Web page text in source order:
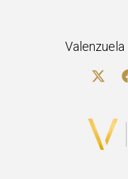
Valenzuela